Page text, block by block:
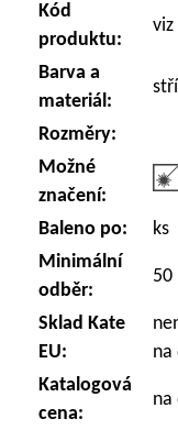
Kód
produktu:
viz
Barva a
materiál:
Rozměry:
Možné
značení:
Baleno po:
ks
Minimální
odběr:
50
Sklad Kate
EU:
na
Katalogová
cena:
na